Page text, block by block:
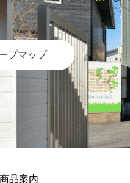
プマップ
商品案内